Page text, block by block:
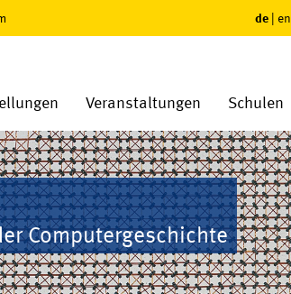
de | en
Veranstaltungen Schulen
Computergeschichte